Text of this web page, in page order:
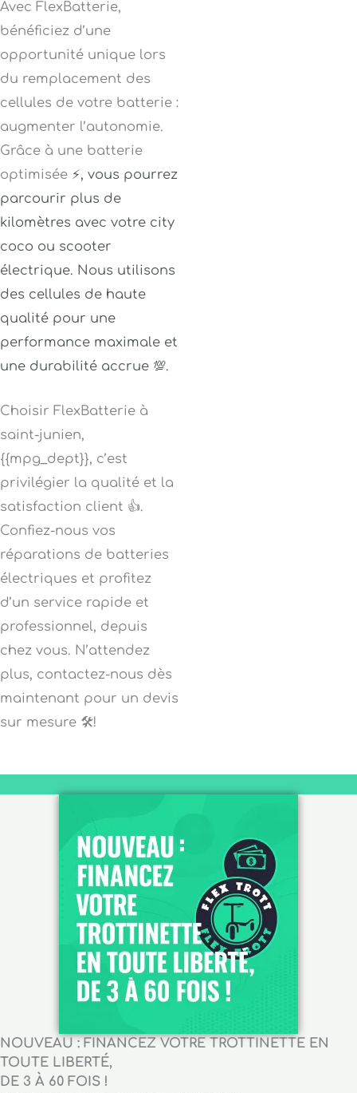
Avec FlexBatterie,
bénéficiez d’une
opportunité unique lors
du remplacement des
cellules de votre batterie :
augmenter l’autonomie.
Grâce à une batterie
optimisée ⚡, vous pourrez
parcourir plus de
kilomètres avec votre city
coco ou scooter
électrique. Nous utilisons
des cellules de haute
qualité pour une
performance maximale et
une durabilité accrue 💯.
Choisir FlexBatterie à
saint-junien,
{{mpg_dept}}, c’est
privilégier la qualité et la
satisfaction client 👍.
Confiez-nous vos
réparations de batteries
électriques et profitez
d’un service rapide et
professionnel, depuis
chez vous. N’attendez
plus, contactez-nous dès
maintenant pour un devis
sur mesure 🛠️!
NOUVEAU : FINANCEZ VOTRE TROTTINETTE EN
TOUTE LIBERTÉ,
DE 3 À 60 FOIS !